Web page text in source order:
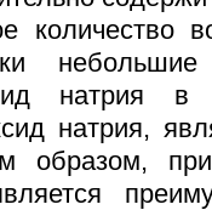
количество
натрия в
натрия,
образом,